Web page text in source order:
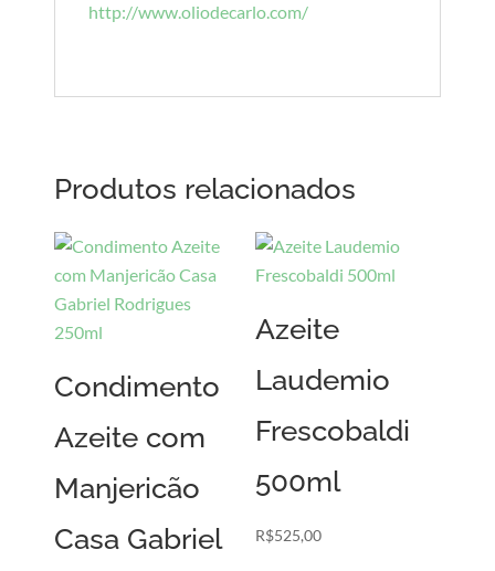
http://www.oliodecarlo.com/
Produtos relacionados
Condimento
Azeite com
Manjericão
Casa Gabriel
Azeite
Laudemio
Frescobaldi
500ml
R$525,00